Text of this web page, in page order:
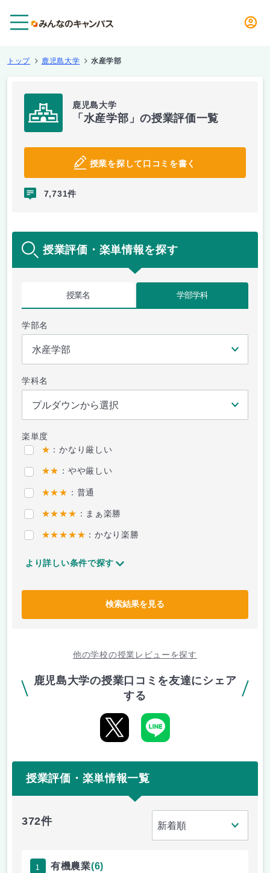
トップ 鹿児島大学 水産学部
鹿児島大学
「水産学部」の授業評価一覧
授業を探して口コミを書く
7,731件
授業評価・楽単情報を探す
授業名 学部学科
学部名
学科名
楽単度
★ ：かなり厳しい
★★ ：やや厳しい
★★★ ：普通
★★★★ ：まぁ楽勝
★★★★★ ：かなり楽勝
より詳しい条件で探す
検索結果を見る
他の学校の授業レビューを探す
鹿児島大学の授業口コミを友達にシェア
する
授業評価・楽単情報一覧
372件
1 有機農業(6)